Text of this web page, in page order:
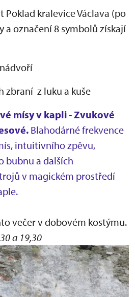
kralevice Václava (po
a označení 8 symbolů získají
zbraní z luku a kuše
mísy v kapli - Zvukové
Blahodárné frekvence
intuitivního zpěvu,
bubnu a dalších
v magickém prostředí
večer v dobovém kostýmu.
a 19,30